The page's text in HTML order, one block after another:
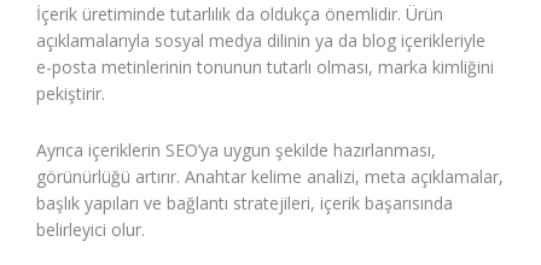
İçerik üretiminde tutarlılık da oldukça önemlidir. Ürün
açıklamalarıyla sosyal medya dilinin ya da blog içerikleriyle
e-posta metinlerinin tonunun tutarlı olması, marka kimliğini
pekiştirir.
Ayrıca içeriklerin SEO’ya uygun şekilde hazırlanması,
görünürlüğü artırır. Anahtar kelime analizi, meta açıklamalar,
başlık yapıları ve bağlantı stratejileri, içerik başarısında
belirleyici olur.